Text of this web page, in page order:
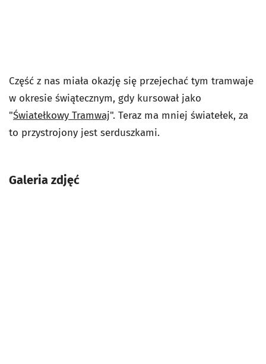
Część z nas miała okazję się przejechać tym tramwaje
w okresie świątecznym, gdy kursował jako
"Światełkowy Tramwaj". Teraz ma mniej światełek, za
to przystrojony jest serduszkami.
Galeria zdjęć